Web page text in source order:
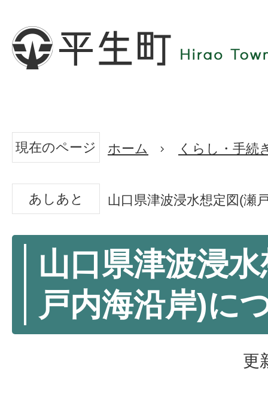
現在のページ ホーム くらし・手続
あしあと 山口県津波浸水想定図(瀬
山口県津波浸
戸内海沿岸)に
更